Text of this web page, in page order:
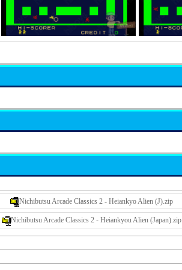
Nichibutsu Arcade Classics 2 - Heiankyo Alien (J).zip
Nichibutsu Arcade Classics 2 - Heiankyou Alien (Japan).zip